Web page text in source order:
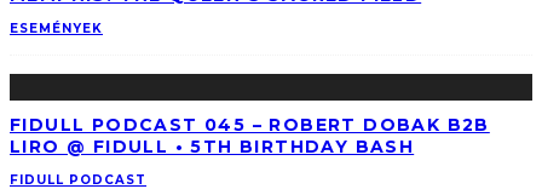
ESEMÉNYEK
FIDULL PODCAST 045 – ROBERT DOBAK B2B
LIRO @ FIDULL • 5TH BIRTHDAY BASH
FIDULL PODCAST